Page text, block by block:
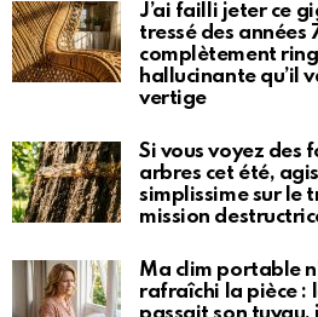
J’ai failli jeter ce
tressé des
complètement
hallucinante qu’il
vertige
Si vous voyez des
arbres cet été,
simplissime sur le
mission
Ma clim portable
rafraîchi la pièce :